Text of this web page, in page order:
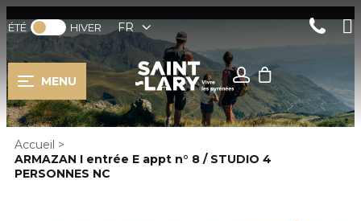
ÉTÉ HIVER FR
MENU
Accueil >
ARMAZAN I entrée E appt n° 8 / STUDIO 4
PERSONNES NC